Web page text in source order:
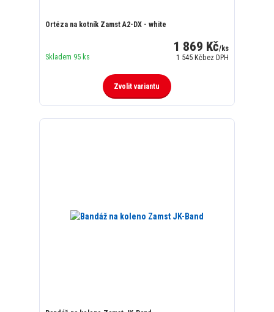
Ortéza na kotník Zamst A2-DX - white
1 869 Kč/ks
1 545 Kčbez DPH
Skladem 95 ks
Zvolit variantu